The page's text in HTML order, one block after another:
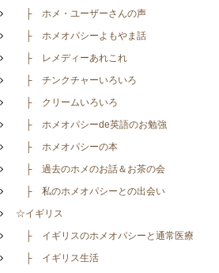
├ ホメ・ユーザーさんの声
├ ホメオパシーよもやま話
├ レメディーあれこれ
├ チンクチャーいろいろ
├ クリームいろいろ
├ ホメオパシーde英語のお勉強
├ ホメオパシーの本
├ 過去のホメのお話＆お茶の会
├ 私のホメオパシーとの出会い
☆イギリス
├ イギリスのホメオパシーと通常医療
├ イギリス生活